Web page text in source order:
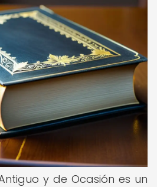
y de Ocasión es un